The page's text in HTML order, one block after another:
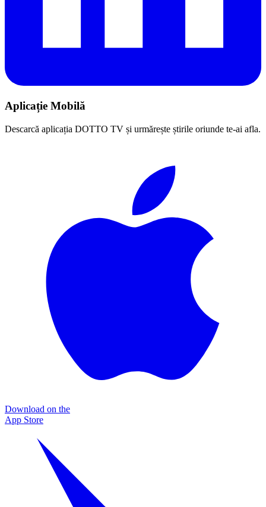
Aplicație Mobilă
Descarcă aplicația DOTTO TV și urmărește știrile oriunde te-ai afla.
Download on the
App Store